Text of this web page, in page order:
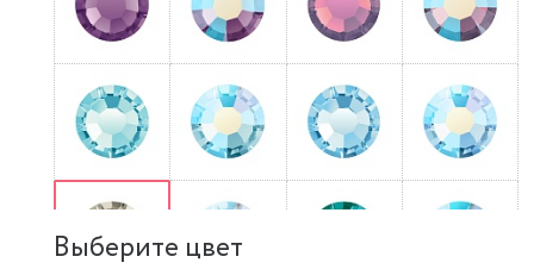
Выберите цвет